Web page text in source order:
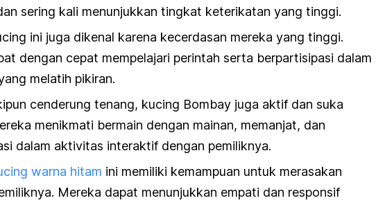
sering kali menunjukkan tingkat keterikatan yang tinggi.
ini juga dikenal karena kecerdasan mereka yang tinggi.
dengan cepat mempelajari perintah serta berpartisipasi dalam
melatih pikiran.
cenderung tenang, kucing Bombay juga aktif dan suka
menikmati bermain dengan mainan, memanjat, dan
dalam aktivitas interaktif dengan pemiliknya.
warna hitam ini memiliki kemampuan untuk merasakan
Mereka dapat menunjukkan empati dan responsif